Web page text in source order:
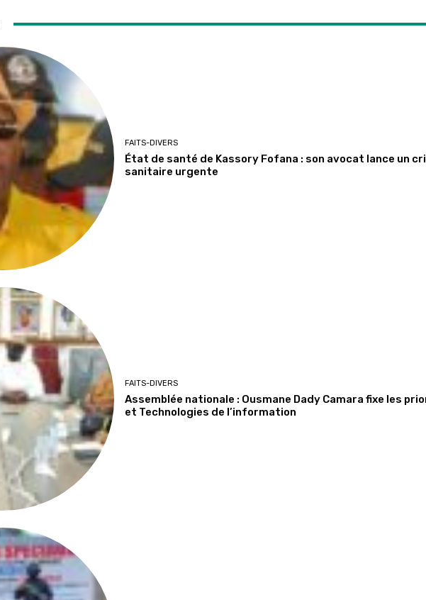
FAITS-DIVERS
État de santé de Kassory Fofana : son avocat lance un
sanitaire urgente
FAITS-DIVERS
Assemblée nationale : Ousmane Dady Camara fixe les
et Technologies de l’information